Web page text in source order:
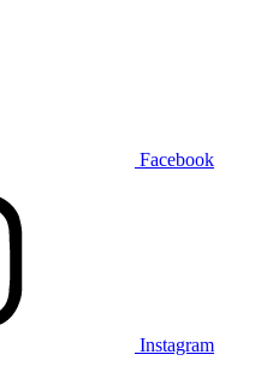
Facebook
Instagram